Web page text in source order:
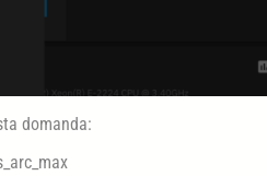
domanda: